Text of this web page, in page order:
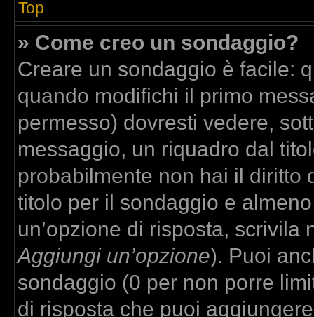
Top
» Come creo un sondaggio?
Creare un sondaggio è facile:
quando modifichi il primo
permesso) dovresti vedere,
messaggio, un riquadro dal
probabilmente non hai il diritto
titolo per il sondaggio e
un’opzione di risposta, scrivila
Aggiungi un’opzione). Puoi
sondaggio (0 per non porre
di risposta che puoi